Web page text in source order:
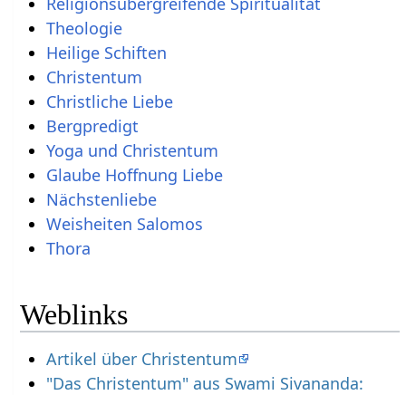
Theologie
Heilige Schiften
Christentum
Christliche Liebe
Bergpredigt
Yoga und Christentum
Glaube Hoffnung Liebe
Nächstenliebe
Weisheiten Salomos
Thora
Weblinks
Artikel über Christentum
"Das Christentum" aus Swami Sivananda: